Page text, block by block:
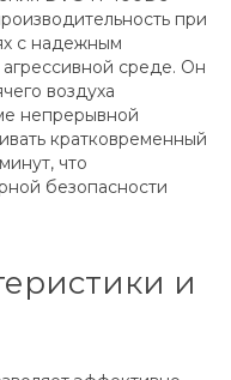
при
с надежным
среде. Он
воздуха
непрерывной
кратковременный
что
безопасности
и